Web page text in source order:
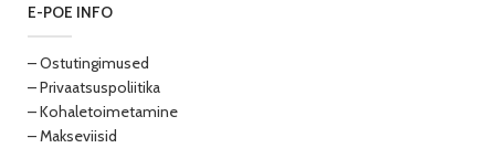
E-POE INFO
– Ostutingimused
– Privaatsuspoliitika
– Kohaletoimetamine
– Makseviisid